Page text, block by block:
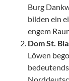
Burg
bilden ein
engem
Dom St.
Löwen